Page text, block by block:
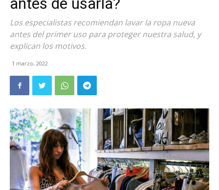
Los especialistas recomiendan lavar la ropa nueva
antes del primer uso para proteger nuestra salud, y
explican los motivos.
1 marzo, 2022